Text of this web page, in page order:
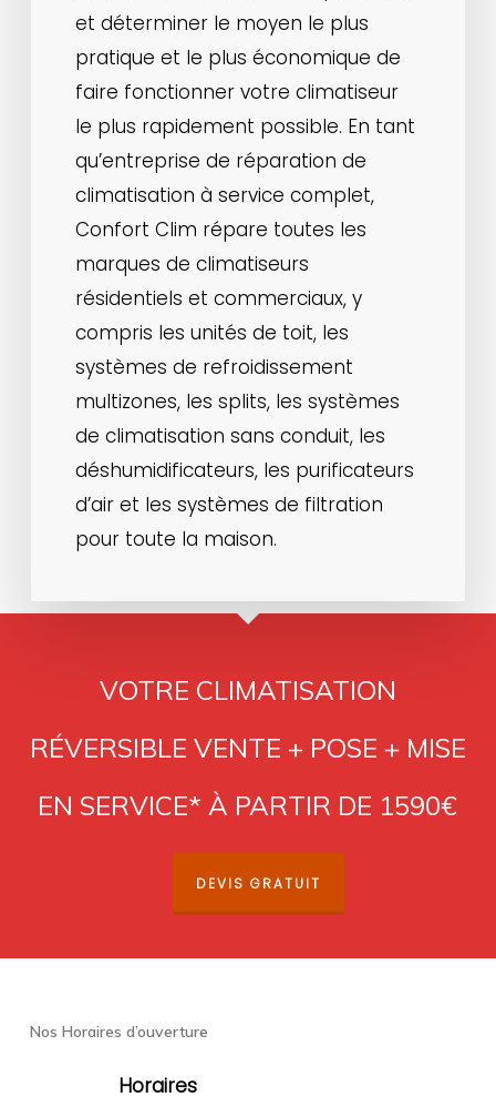
et déterminer le moyen le plus
pratique et le plus économique de
faire fonctionner votre climatiseur
le plus rapidement possible. En tant
qu’entreprise de réparation de
climatisation à service complet,
Confort Clim répare toutes les
marques de climatiseurs
résidentiels et commerciaux, y
compris les unités de toit, les
systèmes de refroidissement
multizones, les splits, les systèmes
de climatisation sans conduit, les
déshumidificateurs, les purificateurs
d’air et les systèmes de filtration
pour toute la maison.
VOTRE CLIMATISATION
RÉVERSIBLE VENTE + POSE + MISE
EN SERVICE* À PARTIR DE 1590€
DEVIS GRATUIT
Nos Horaires d’ouverture
Horaires